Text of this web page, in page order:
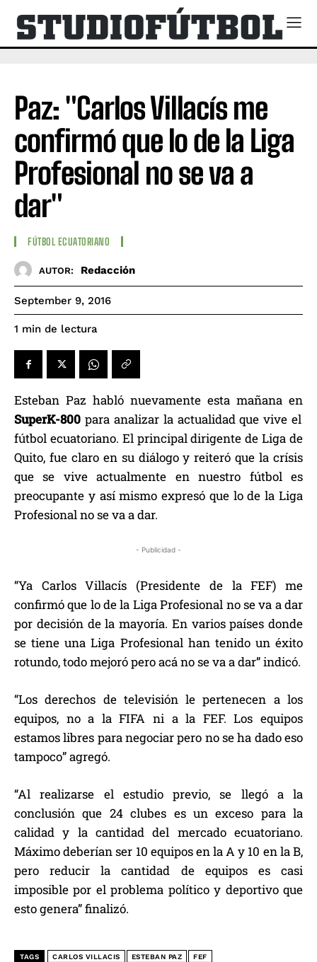
Paz: "Carlos Villacís me
confirmó que lo de la Liga
Profesional no se va a
dar"
FÚTBOL ECUATORIANO
AUTOR: Redacción
September 9, 2016
1 min de lectura
Esteban Paz habló nuevamente esta mañana en
SuperK-800 para analizar la actualidad que vive el
fútbol ecuatoriano. El principal dirigente de Liga de
Quito, fue claro en su diálogo y reiteró que la crísis
que se vive actualmente en nuestro fútbol es
preocupante y así mismo expresó que lo de la Liga
Profesional no se va a dar.
- Publicidad -
“Ya Carlos Villacís (Presidente de la FEF) me
confirmó que lo de la Liga Profesional no se va a dar
por decisión de la mayoría. En varios países donde
se tiene una Liga Profesional han tenido un éxito
rotundo, todo mejoró pero acá no se va a dar” indicó.
“Los derechos de televisión le pertenecen a los
equipos, no a la FIFA ni a la FEF. Los equipos
estamos libres para negociar pero no se ha dado eso
tampoco” agregó.
“Al realizarse el estudio previo, se llegó a la
conclusión que 24 clubes es un exceso para la
calidad y la cantidad del mercado ecuatoriano.
Máximo deberían ser 10 equipos en la A y 10 en la B,
pero reducir la cantidad de equipos es casi
imposible por el problema político y deportivo que
esto genera” finalizó.
TAGS CARLOS VILLACIS ESTEBAN PAZ FEF